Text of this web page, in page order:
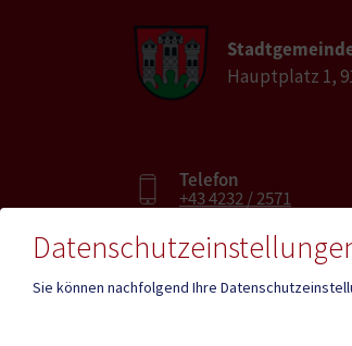
Hauptplatz 1,
Telefon
+43 4232 / 2571
+43 4232 / 2571-28
Sie können nachfolgend Ihre